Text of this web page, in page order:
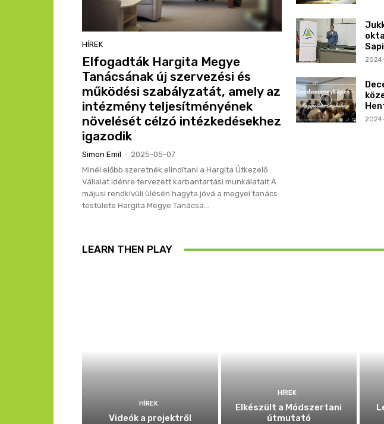
HÍREK
Elfogadták Hargita Megye
Tanácsának új szervezési és
működési szabályzatát, amely az
intézmény teljesítményének
növelését célzó intézkedésekhez
igazodik
Simon Emil - 2025-05-07
Minél előbb szeretnék elindítani a Hargita Útkezelő
Vállalat idénre tervezett karbantartási munkálatait A
májusi rendkívüli ülésén hagyta jóvá a megyei tanács
testülete Hargita Megye Tanácsa...
LEARN THEN PLAY
HÍREK
Videók a projektről
HÍREK
Elkészült a Módszertani
útmutató